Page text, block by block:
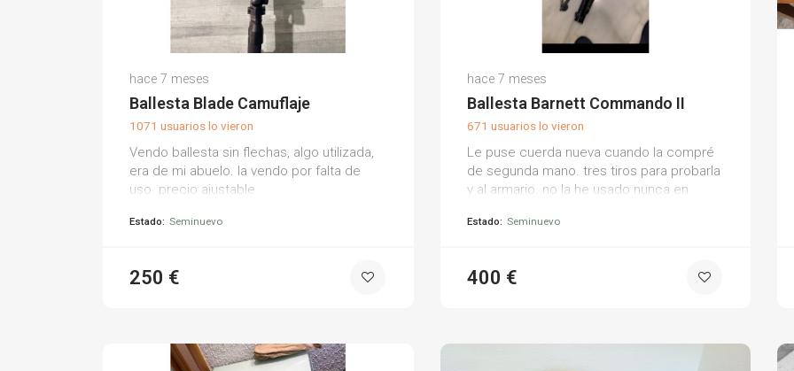
(0)
hace 7 meses
Ballesta Blade Camuflaje
1071 usuarios lo vieron
Vendo ballesta sin flechas, algo utilizada,
era de mi abuelo. la vendo por falta de
uso. precio ajustable.
Estado: Seminuevo
250 €
(0)
hace 7 meses
Ballesta Barnett Commando II
671 usuarios lo vieron
Le puse cuerda nueva cuando la compré
de segunda mano. tres tiros para probarla
y al armario. no la he usado nunca en
es el modelo que se dobla como una
Estado: Seminuevo
400 €